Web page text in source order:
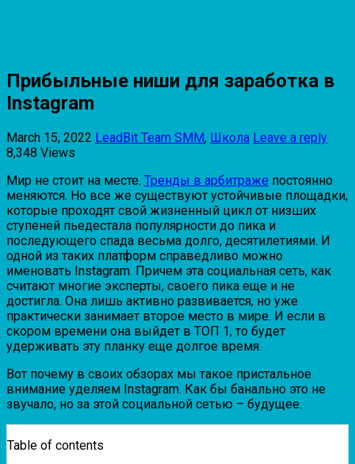
Прибыльные ниши для заработка в
Instagram
March 15, 2022 LeadBit Team SMM, Школа Leave a reply
8,348 Views
Мир не стоит на месте. Тренды в арбитраже постоянно
меняются. Но все же существуют устойчивые площадки,
которые проходят свой жизненный цикл от низших
ступеней пьедестала популярности до пика и
последующего спада весьма долго, десятилетиями. И
одной из таких платформ справедливо можно
именовать Instagram. Причем эта социальная сеть, как
считают многие эксперты, своего пика еще и не
достигла. Она лишь активно развивается, но уже
практически занимает второе место в мире. И если в
скором времени она выйдет в ТОП 1, то будет
удерживать эту планку еще долгое время.
Вот почему в своих обзорах мы такое пристальное
внимание уделяем Instagram. Как бы банально это не
звучало, но за этой социальной сетью – будущее.
Table of contents